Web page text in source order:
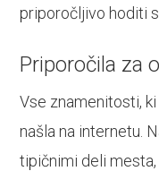
priporočljivo hoditi
Priporočila za
Vse znamenitosti,
našla na internetu.
tipičnimi deli